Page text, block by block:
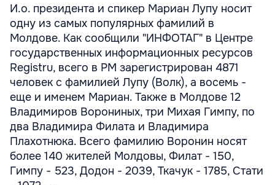
И.о. президента и спикер Мариан Лупу носит
одну из самых популярных фамилий в
Молдове. Как сообщили "ИНФОТАГ" в Центре
государственных информационных ресурсов
Registru, всего в РМ зарегистрирован 4871
человек с фамилией Лупу (Волк), а восемь -
еще и именем Мариан. Также в Молдове 12
Владимиров Ворониных, три Михая Гимпу, по
два Владимира Филата и Владимира
Плахотнюка. Всего фамилию Воронин носят
более 140 жителей Молдовы, Филат - 150,
Гимпу - 523, Додон - 2039, Ткачук - 1785, Стати